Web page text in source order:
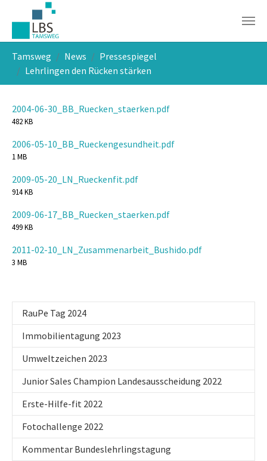
Skip to main navigation
Skip to main content
Skip to page footer
Tamsweg News
Pressespiegel
Lehrlingen den Rücken stärken
2004-06-30_BB_Ruecken_staerken.pdf
482 KB
2006-05-10_BB_Rueckengesundheit.pdf
1 MB
2009-05-20_LN_Rueckenfit.pdf
914 KB
2009-06-17_BB_Ruecken_staerken.pdf
499 KB
2011-02-10_LN_Zusammenarbeit_Bushido.pdf
3 MB
RauPe Tag 2024
Immobilientagung 2023
Umweltzeichen 2023
Junior Sales Champion Landesausscheidung 2022
Erste-Hilfe-fit 2022
Fotochallenge 2022
Kommentar Bundeslehrlingstagung